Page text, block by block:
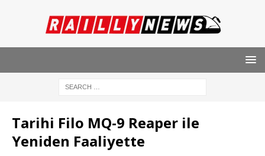
Tarihi Filo MQ-9 Reaper ile
Yeniden Faaliyette